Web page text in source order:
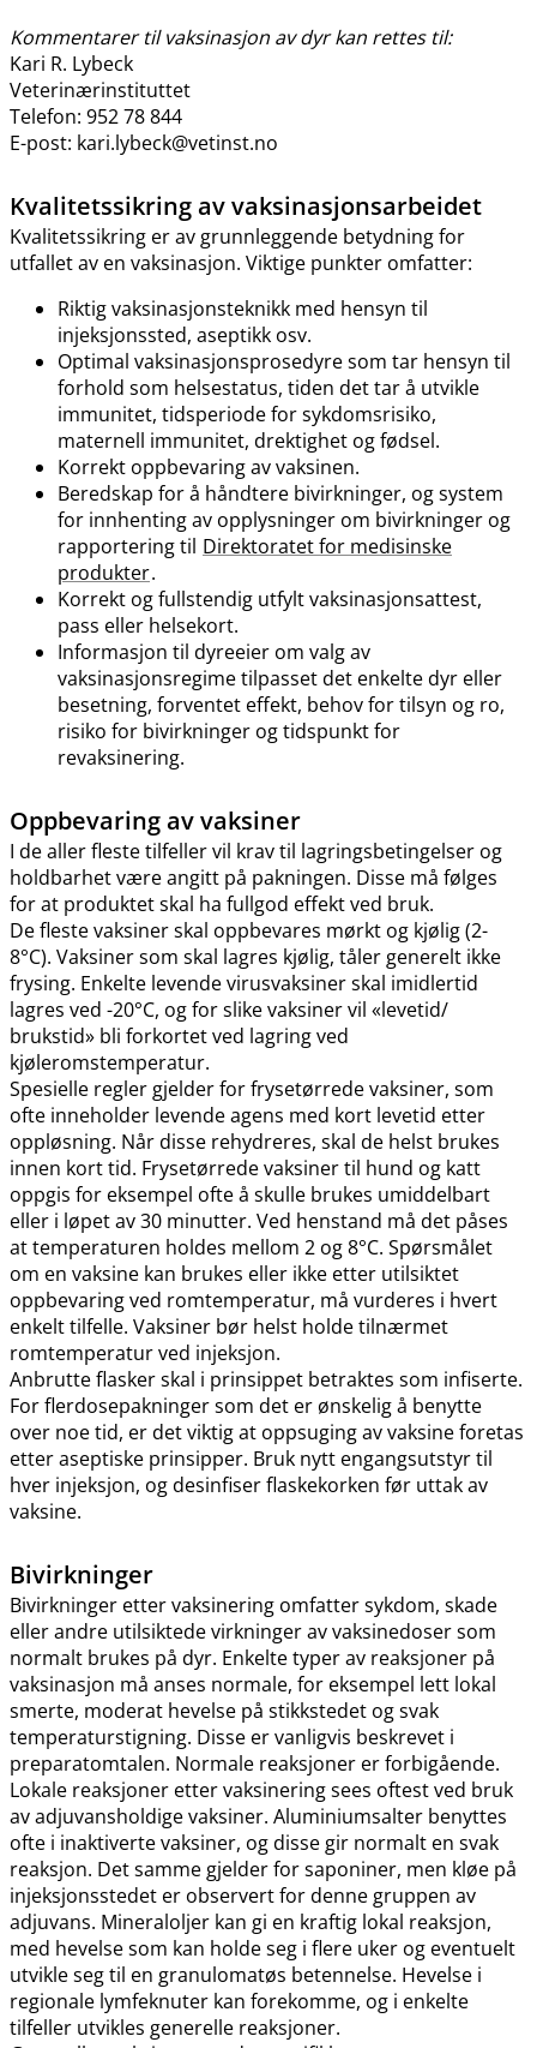
Kommentarer til vaksinasjon av dyr kan rettes til:
Kari R. Lybeck
Veterinærinstituttet
Telefon: 952 78 844
E-post: kari.lybeck@vetinst.no
Kvalitetssikring av vaksinasjonsarbeidet
Kvalitetssikring er av grunnleggende betydning for
utfallet av en vaksinasjon. Viktige punkter omfatter:
Riktig vaksinasjonsteknikk med hensyn til
injeksjonssted, aseptikk osv.
Optimal vaksinasjonsprosedyre som tar hensyn til
forhold som helsestatus, tiden det tar å utvikle
immunitet, tidsperiode for sykdomsrisiko,
maternell immunitet, drektighet og fødsel.
Korrekt oppbevaring av vaksinen.
Beredskap for å håndtere bivirkninger, og system
for innhenting av opplysninger om bivirkninger og
rapportering til Direktoratet for medisinske
produkter.
Korrekt og fullstendig utfylt vaksinasjonsattest,
pass eller helsekort.
Informasjon til dyreeier om valg av
vaksinasjonsregime tilpasset det enkelte dyr eller
besetning, forventet effekt, behov for tilsyn og ro,
risiko for bivirkninger og tidspunkt for
revaksinering.
Oppbevaring av vaksiner
I de aller fleste tilfeller vil krav til lagringsbetingelser og
holdbarhet være angitt på pakningen. Disse må følges
for at produktet skal ha fullgod effekt ved bruk.
De fleste vaksiner skal oppbevares mørkt og kjølig (2-
8°C). Vaksiner som skal lagres kjølig, tåler generelt ikke
frysing. Enkelte levende virusvaksiner skal imidlertid
lagres ved -20°C, og for slike vaksiner vil «levetid​/​
brukstid» bli forkortet ved lagring ved
kjøleromstemperatur.
Spesielle regler gjelder for frysetørrede vaksiner, som
ofte inneholder levende agens med kort levetid etter
oppløsning. Når disse rehydreres, skal de helst brukes
innen kort tid. Frysetørrede vaksiner til hund og katt
oppgis for eksempel ofte å skulle brukes umiddelbart
eller i løpet av 30 minutter. Ved henstand må det påses
at temperaturen holdes mellom 2 og 8°C. Spørsmålet
om en vaksine kan brukes eller ikke etter utilsiktet
oppbevaring ved romtemperatur, må vurderes i hvert
enkelt tilfelle. Vaksiner bør helst holde tilnærmet
romtemperatur ved injeksjon.
Anbrutte flasker skal i prinsippet betraktes som infiserte.
For flerdosepakninger som det er ønskelig å benytte
over noe tid, er det viktig at oppsuging av vaksine foretas
etter aseptiske prinsipper. Bruk nytt engangsutstyr til
hver injeksjon, og desinfiser flaskekorken før uttak av
vaksine.
Bivirkninger
Bivirkninger etter vaksinering omfatter sykdom, skade
eller andre utilsiktede virkninger av vaksinedoser som
normalt brukes på dyr. Enkelte typer av reaksjoner på
vaksinasjon må anses normale, for eksempel lett lokal
smerte, moderat hevelse på stikkstedet og svak
temperaturstigning. Disse er vanligvis beskrevet i
preparatomtalen. Normale reaksjoner er forbigående.
Lokale reaksjoner etter vaksinering sees oftest ved bruk
av adjuvansholdige vaksiner. Aluminiumsalter benyttes
ofte i inaktiverte vaksiner, og disse gir normalt en svak
reaksjon. Det samme gjelder for saponiner, men kløe på
injeksjonsstedet er observert for denne gruppen av
adjuvans. Mineraloljer kan gi en kraftig lokal reaksjon,
med hevelse som kan holde seg i flere uker og eventuelt
utvikle seg til en granulomatøs betennelse. Hevelse i
regionale lymfeknuter kan forekomme, og i enkelte
tilfeller utvikles generelle reaksjoner.